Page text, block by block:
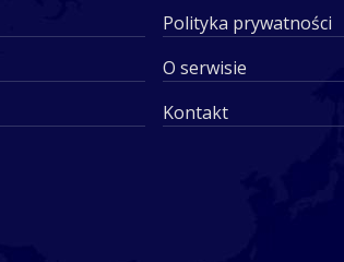
Polityka prywatności
O serwisie
Kontakt